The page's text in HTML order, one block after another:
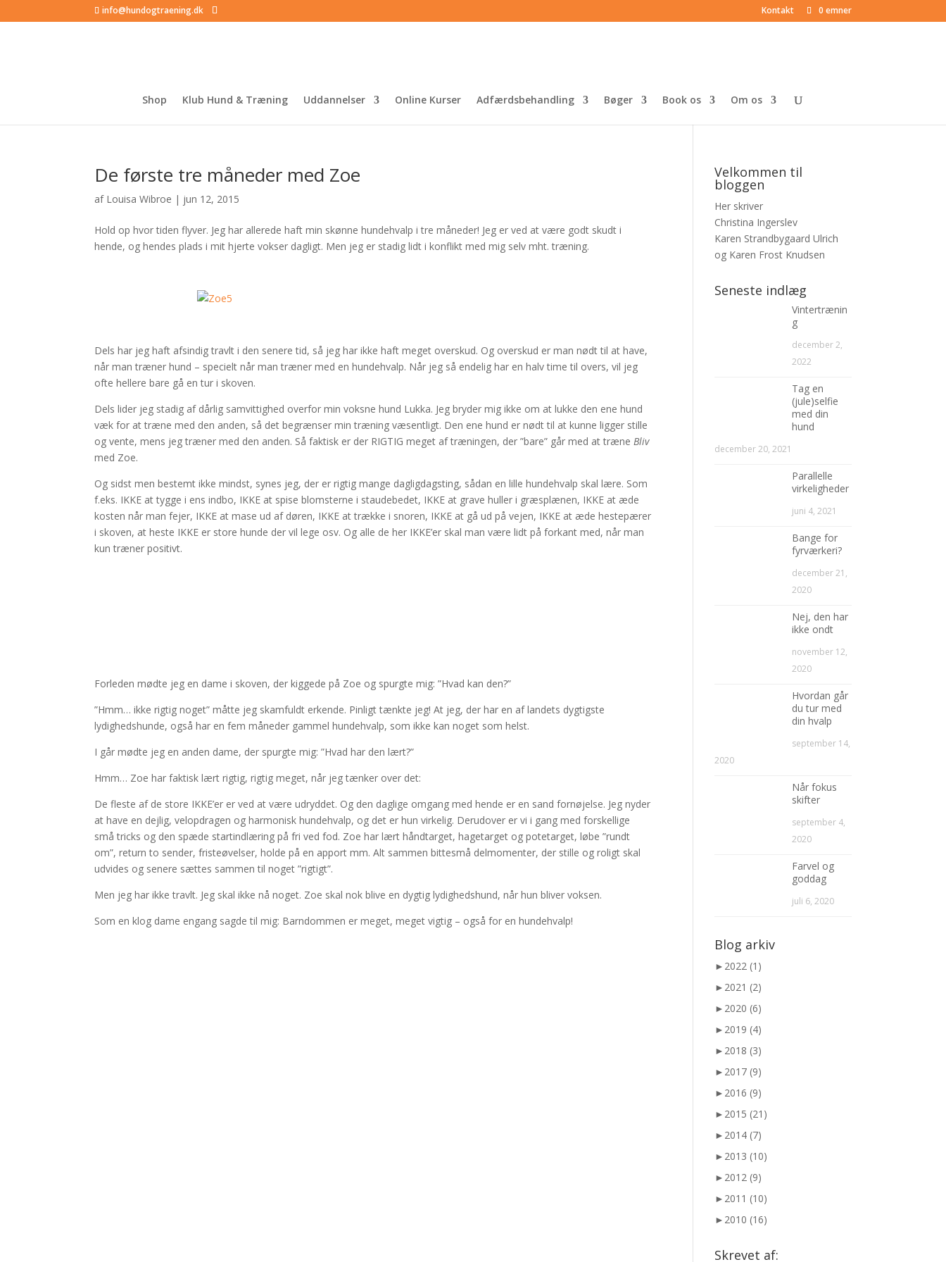
info@hundogtraening.dk Kontakt 0 emner
Shop Klub Hund & Træning Uddannelser Online Kurser Adfærdsbehandling Bøger Book os Om os
De første tre måneder med Zoe
af Louisa Wibroe | jun 12, 2015
Hold op hvor tiden flyver. Jeg har allerede haft min skønne hundehvalp i tre måneder! Jeg er ved at være godt skudt i
hende, og hendes plads i mit hjerte vokser dagligt. Men jeg er stadig lidt i konflikt med mig selv mht. træning.
Dels har jeg haft afsindig travlt i den senere tid, så jeg har ikke haft meget overskud. Og overskud er man nødt til at have,
når man træner hund – specielt når man træner med en hundehvalp. Når jeg så endelig har en halv time til overs, vil jeg
ofte hellere bare gå en tur i skoven.
Dels lider jeg stadig af dårlig samvittighed overfor min voksne hund Lukka. Jeg bryder mig ikke om at lukke den ene hund
væk for at træne med den anden, så det begrænser min træning væsentligt. Den ene hund er nødt til at kunne ligger stille
og vente, mens jeg træner med den anden. Så faktisk er der RIGTIG meget af træningen, der ”bare” går med at træneBliv
med Zoe.
Og sidst men bestemt ikke mindst, synes jeg, der er rigtig mange dagligdagsting, sådan en lille hundehvalp skal lære. Som
f.eks. IKKE at tygge i ens indbo, IKKE at spise blomsterne i staudebedet, IKKE at grave huller i græsplænen, IKKE at æde
kosten når man fejer, IKKE at mase ud af døren, IKKE at trække i snoren, IKKE at gå ud på vejen, IKKE at æde hestepærer
i skoven, at heste IKKE er store hunde der vil lege osv. Og alle de her IKKE’er skal man være lidt på forkant med, når man
kun træner positivt.
Forleden mødte jeg en dame i skoven, der kiggede på Zoe og spurgte mig: ”Hvad kan den?”
”Hmm… ikke rigtig noget” måtte jeg skamfuldt erkende. Pinligt tænkte jeg! At jeg, der har en af landets dygtigste
lydighedshunde, også har en fem måneder gammel hundehvalp, som ikke kan noget som helst.
I går mødte jeg en anden dame, der spurgte mig: ”Hvad har den lært?”
Hmm… Zoe har faktisk lært rigtig, rigtig meget, når jeg tænker over det:
De fleste af de store IKKE’er er ved at være udryddet. Og den daglige omgang med hende er en sand fornøjelse. Jeg nyder
at have en dejlig, velopdragen og harmonisk hundehvalp, og det er hun virkelig. Derudover er vi i gang med forskellige
små tricks og den spæde startindlæring på fri ved fod. Zoe har lært håndtarget, hagetarget og potetarget, løbe ”rundt
om”, return to sender, fristeøvelser, holde på en apport mm. Alt sammen bittesmå delmomenter, der stille og roligt skal
udvides og senere sættes sammen til noget ”rigtigt”.
Men jeg har ikke travlt. Jeg skal ikke nå noget. Zoe skal nok blive en dygtig lydighedshund, når hun bliver voksen.
Som en klog dame engang sagde til mig: Barndommen er meget, meget vigtig – også for en hundehvalp!
Velkommen til
bloggen
Her skriver
Christina Ingerslev
Karen Strandbygaard Ulrich
og Karen Frost Knudsen
Seneste indlæg
Vintertrænin
g
december 2,
2022
Tag en
(jule)selfie
med din
hund
december 20, 2021
Parallelle
virkeligheder
juni 4, 2021
Bange for
fyrværkeri?
december 21,
2020
Nej, den har
ikke ondt
november 12,
2020
Hvordan går
du tur med
din hvalp
september 14,
2020
Når fokus
skifter
september 4,
2020
Farvel og
goddag
juli 6, 2020
Blog arkiv
► 2022 (1)
► 2021 (2)
► 2020 (6)
► 2019 (4)
► 2018 (3)
► 2017 (9)
► 2016 (9)
► 2015 (21)
► 2014 (7)
► 2013 (10)
► 2012 (9)
► 2011 (10)
► 2010 (16)
Skrevet af: